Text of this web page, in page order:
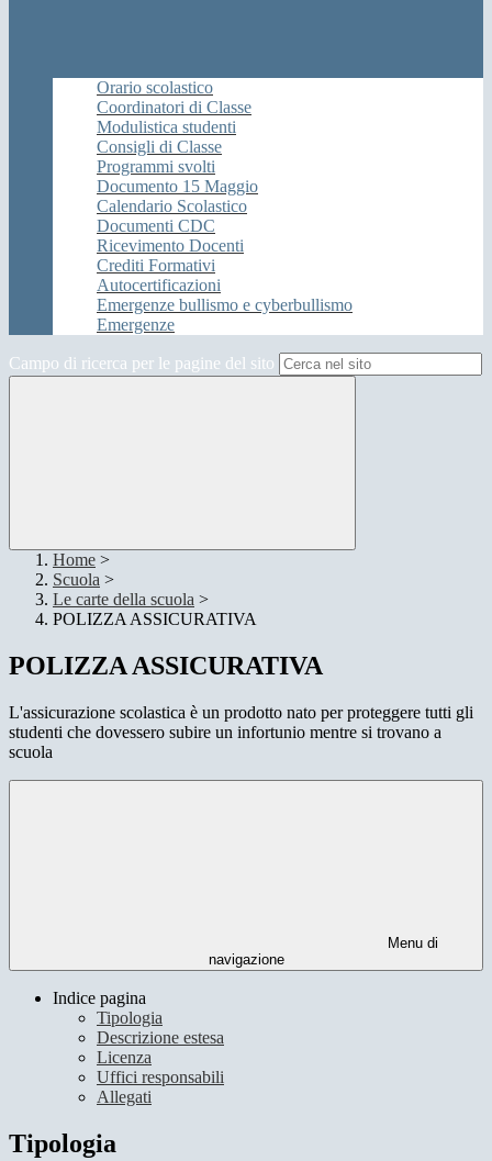
Orario scolastico
Coordinatori di Classe
Modulistica studenti
Consigli di Classe
Programmi svolti
Documento 15 Maggio
Calendario Scolastico
Documenti CDC
Ricevimento Docenti
Crediti Formativi
Autocertificazioni
Emergenze bullismo e cyberbullismo
Emergenze
Campo di ricerca per le pagine del sito
Home >
Scuola >
Le carte della scuola >
POLIZZA ASSICURATIVA
POLIZZA ASSICURATIVA
L'assicurazione scolastica è un prodotto nato per proteggere tutti gli
studenti che dovessero subire un infortunio mentre si trovano a
scuola
Menu di
navigazione
Indice pagina
Tipologia
Descrizione estesa
Licenza
Uffici responsabili
Allegati
Tipologia